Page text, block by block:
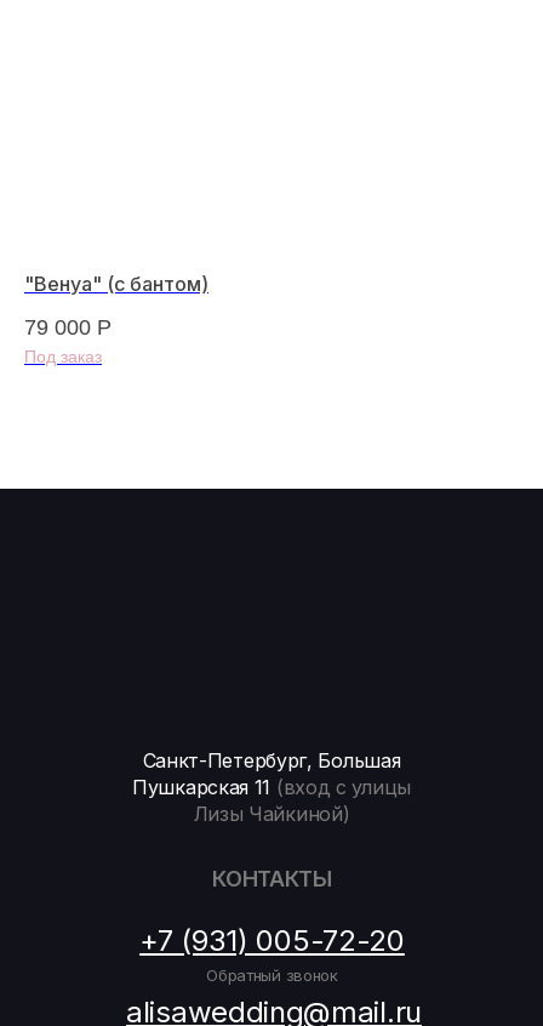
"Венуа" (с бантом)
79 000 Р
КОНТАКТЫ
+7 (931) 005-72-20
Обратный звонок
alisawedding@mail.ru
Санкт-Петербург, Большая
Пушкарская 11 (вход с улицы
Лизы Чайкиной)